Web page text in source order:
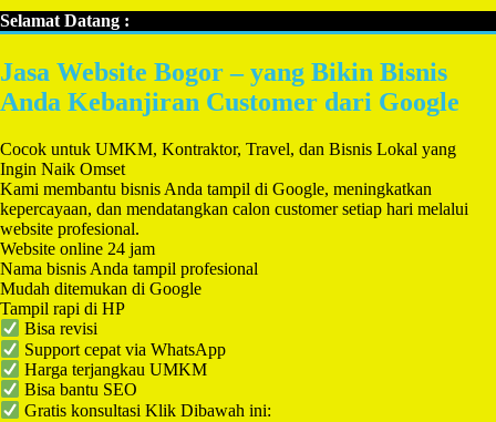
Selamat Datang :
Jasa Website Bogor – yang Bikin Bisnis
Anda Kebanjiran Customer dari Google
Cocok untuk UMKM, Kontraktor, Travel, dan Bisnis Lokal yang
Ingin Naik Omset
Kami membantu bisnis Anda tampil di Google, meningkatkan
kepercayaan, dan mendatangkan calon customer setiap hari melalui
website profesional.
Website online 24 jam
Nama bisnis Anda tampil profesional
Mudah ditemukan di Google
Tampil rapi di HP
Bisa revisi
Support cepat via WhatsApp
Harga terjangkau UMKM
Bisa bantu SEO
Gratis konsultasi Klik Dibawah ini: